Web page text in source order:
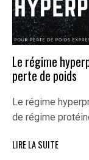
Le régime
perte de poids
Le régime
de régime
LIRE LA SUITE